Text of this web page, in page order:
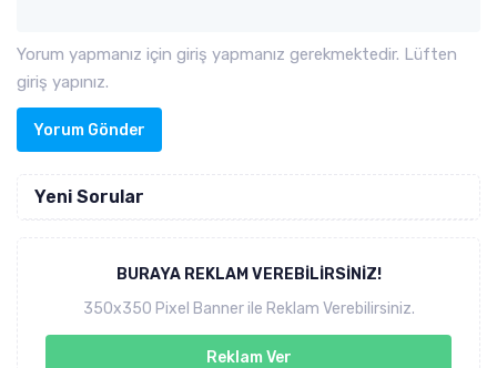
Yorum yapmanız için giriş yapmanız gerekmektedir. Lüften
giriş yapınız.
Yorum Gönder
Yeni Sorular
BURAYA REKLAM VEREBILIRSINIZ!
350x350 Pixel Banner ile Reklam Verebilirsiniz.
Reklam Ver